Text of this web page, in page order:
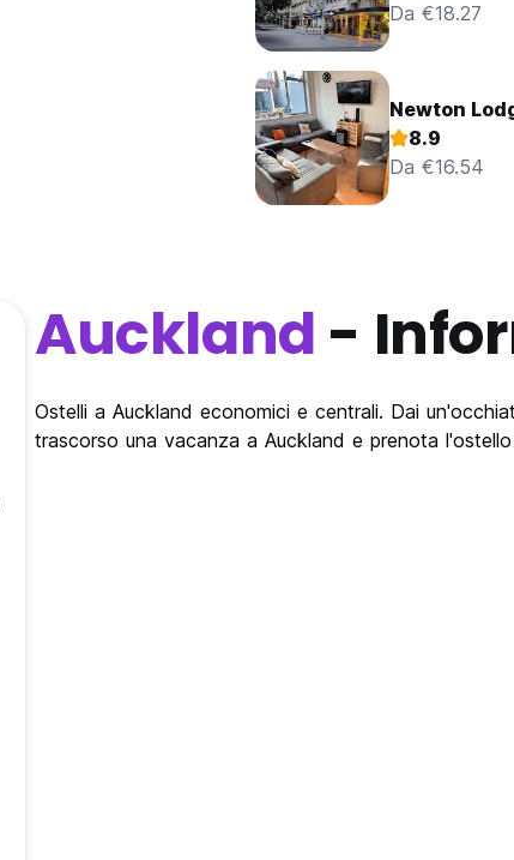
Da €18.27
Newton
8.9
Da €16.54
Auckland -
Ostelli a Auckland economici e centrali. Dai
trascorso una vacanza a Auckland e prenota